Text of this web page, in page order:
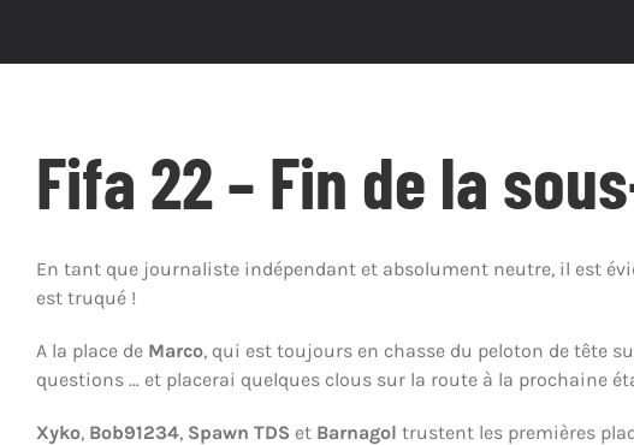
Fifa 22 – Fin de la
En tant que journaliste indépendant et absolument neutre, il est
est truqué !
A la place de Marco, qui est toujours en chasse du peloton de tête
questions … et placerai quelques clous sur la route à la prochaine
Xyko, Bob91234, Spawn TDS et Barnagol trustent les premières